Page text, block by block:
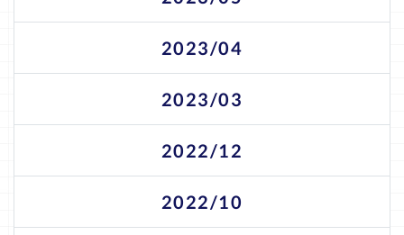
2023/04
2023/03
2022/12
2022/10